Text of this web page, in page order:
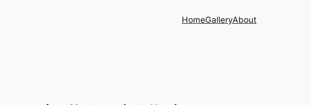
HomeGalleryAbout